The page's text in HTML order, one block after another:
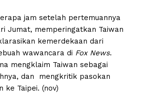
jam setelah pertemuannya
Jumat, memperingatkan Taiwan
kemerdekaan dari
wawancara di Fox News.
mengklaim Taiwan sebagai
dan mengkritik pasokan
ke Taipei. (nov)